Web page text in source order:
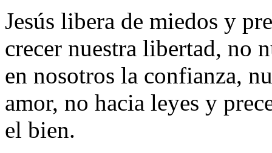
Jesús libera de miedos y
crecer nuestra libertad, no
en nosotros la confianza,
amor, no hacia leyes y
el bien.